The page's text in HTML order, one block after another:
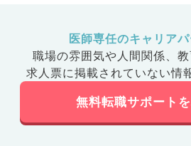
医師専任のキャリア
職場の雰囲気や人間関係、
求人票に掲載されていない情
無料転職サポート